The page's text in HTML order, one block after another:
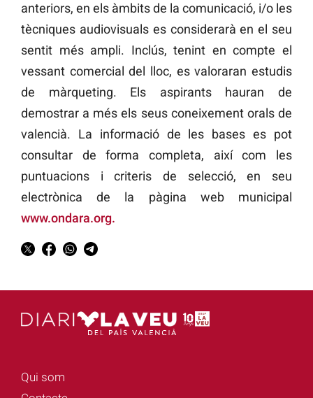
anteriors, en els àmbits de la comunicació, i/o les
tècniques audiovisuals es considerarà en el seu
sentit més ampli. Inclús, tenint en compte el
vessant comercial del lloc, es valoraran estudis
de màrqueting. Els aspirants hauran de
demostrar a més els seus coneixement orals de
valencià. La informació de les bases es pot
consultar de forma completa, així com les
puntuacions i criteris de selecció, en seu
electrònica de la pàgina web municipal
www.ondara.org.
Qui som